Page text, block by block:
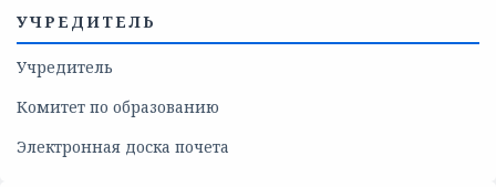
УЧРЕДИТЕЛЬ
Учредитель
Комитет по образованию
Электронная доска почета